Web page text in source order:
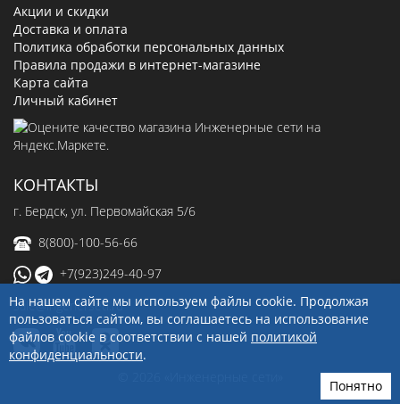
Акции и скидки
Доставка и оплата
Политика обработки персональных данных
Правила продажи в интернет-магазине
Карта сайта
Личный кабинет
КОНТАКТЫ
г. Бердск, ул. Первомайская 5/6
8(800)-100-56-66
+7(923)249-40-97
sale@ingenerseti.ru
На нашем сайте мы используем файлы cookie. Продолжая
пользоваться сайтом, вы соглашаетесь на использование
файлов cookie в соответствии с нашей политикой
конфиденциальности.
Понятно